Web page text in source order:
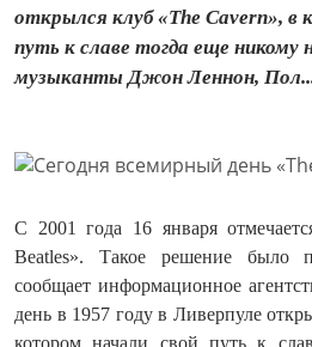
открылся клуб «The Cavern», в
путь к славе тогда еще никому
музыканты Джон Леннон,
С 2001 года 16 января
Beatles». Такое решение
сообщает информационное
день в 1957 году в Ливерпуле
котором начали свой путь к